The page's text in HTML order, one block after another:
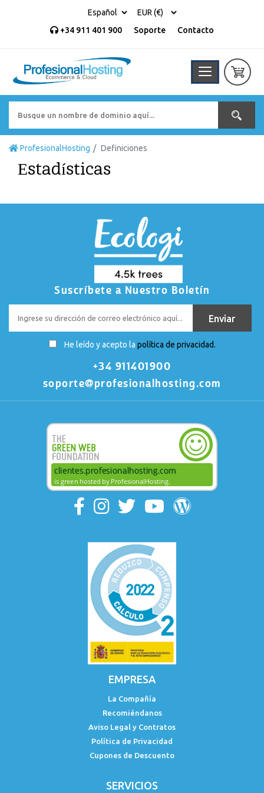
+34 911 401 900 Soporte Contacto
ProfesionalHosting Definiciones
Estadísticas
Suscríbete a Nuestro Boletín
He leído y acepto la política de privacidad.
+34 911401900
soporte@profesionalhosting.com
EMPRESA
La Compañía
Recomiéndanos
Aviso Legal y Contratos
Política de Privacidad
Cupones de Descuento
SERVICIOS